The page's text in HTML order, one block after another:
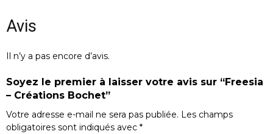
Avis
Il n’y a pas encore d’avis.
Soyez le premier à laisser votre avis sur “Freesia
– Créations Bochet”
Votre adresse e-mail ne sera pas publiée. Les champs
obligatoires sont indiqués avec *